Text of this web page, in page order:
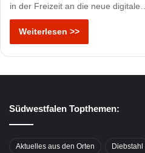
in der Freizeit an die neue digitale…
Weiterlesen >>
Südwestfalen Topthemen:
Aktuelles aus den Orten Diebstahl